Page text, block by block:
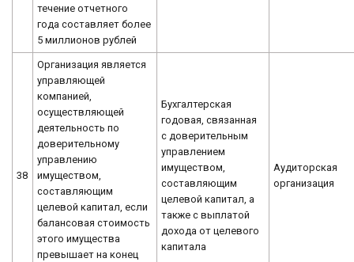
течение отчетного
года составляет более
5 миллионов рублей
38
Организация является
управляющей
компанией,
осуществляющей
деятельность по
доверительному
управлению
имуществом,
составляющим
целевой капитал, если
балансовая стоимость
этого имущества
превышает на конец
Бухгалтерская
годовая, связанная
с доверительным
управлением
имуществом,
составляющим
целевой капитал, а
также с выплатой
дохода от целевого
капитала
Аудиторская
организация